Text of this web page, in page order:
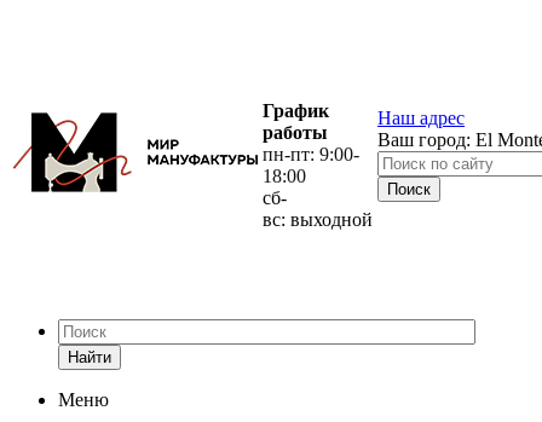
График
работы
пн-пт: 9:00-
18:00
сб-
вс: выходной
Наш адрес
Ваш город: El
Найти
Меню